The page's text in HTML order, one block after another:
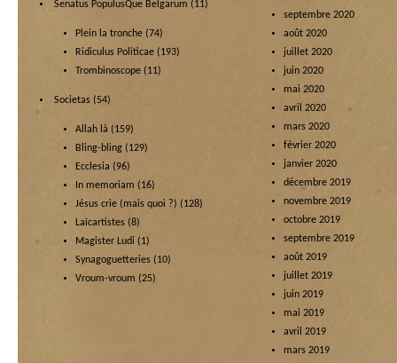
Senatus PopulusQue Belgarum (11)
Plein la tronche (74)
Ridiculus Politicae (193)
Trombinoscope (11)
Societas (54)
Allah là (159)
Bling-bling (129)
Ecclesia (96)
In memoriam (16)
Jésus crie (mais quoi ?) (128)
Laïcartistes (8)
Magister Ludi (1)
Synagoguetteries (10)
Vroum-vroum (25)
septembre 2020
août 2020
juillet 2020
juin 2020
mai 2020
avril 2020
mars 2020
février 2020
janvier 2020
décembre 2019
novembre 2019
octobre 2019
septembre 2019
août 2019
juillet 2019
juin 2019
mai 2019
avril 2019
mars 2019